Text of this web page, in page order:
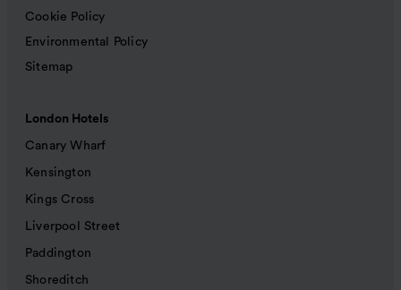
Cookie Policy
Environmental Policy
Sitemap
London Hotels
Canary Wharf
Kensington
Kings Cross
Liverpool Street
Paddington
Shoreditch